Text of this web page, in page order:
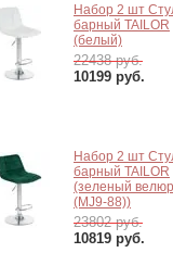
Набор 2 шт
барный TAILOR
(белый)
22438 руб.
10199 руб.
Набор 2 шт
барный TAILOR
(зеленый велюр
(MJ9-88))
23802 руб.
10819 руб.